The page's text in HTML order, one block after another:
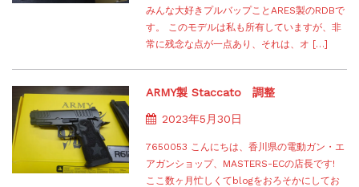
みんな大好きプルバップことARES製のRDBで
す。 このモデルは私も所有していますが、非
常に残念な点が一点あり、それは、オ […]
ARMY製 Staccato 調整
2023年5月30日
7650053 こんにちは、香川県の電動ガン・エ
アガンショップ、MASTERS-ECの店長です!
ここ数ヶ月忙しくてblogをおろそかにしてお